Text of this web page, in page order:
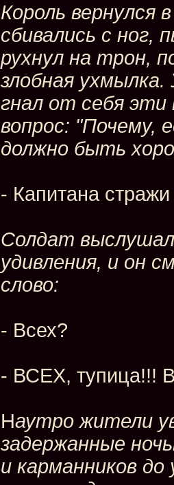
Король вернулся
сбивались с ног,
рухнул на трон,
злобная
гнал от себя эти
вопрос: "Почему,
должно быть
- Капитана
Солдат выслушал
удивления, и он
слово:
- Всех?
- ВСЕХ, тупица!!!
Наутро жители
задержанные
и карманников